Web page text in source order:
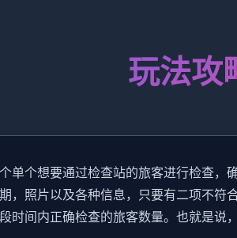
玩法攻
单个想要通过检查站的旅客进行检查
，照片以及各种信息，只要有二项不
时间内正确检查的旅客数量。也就是